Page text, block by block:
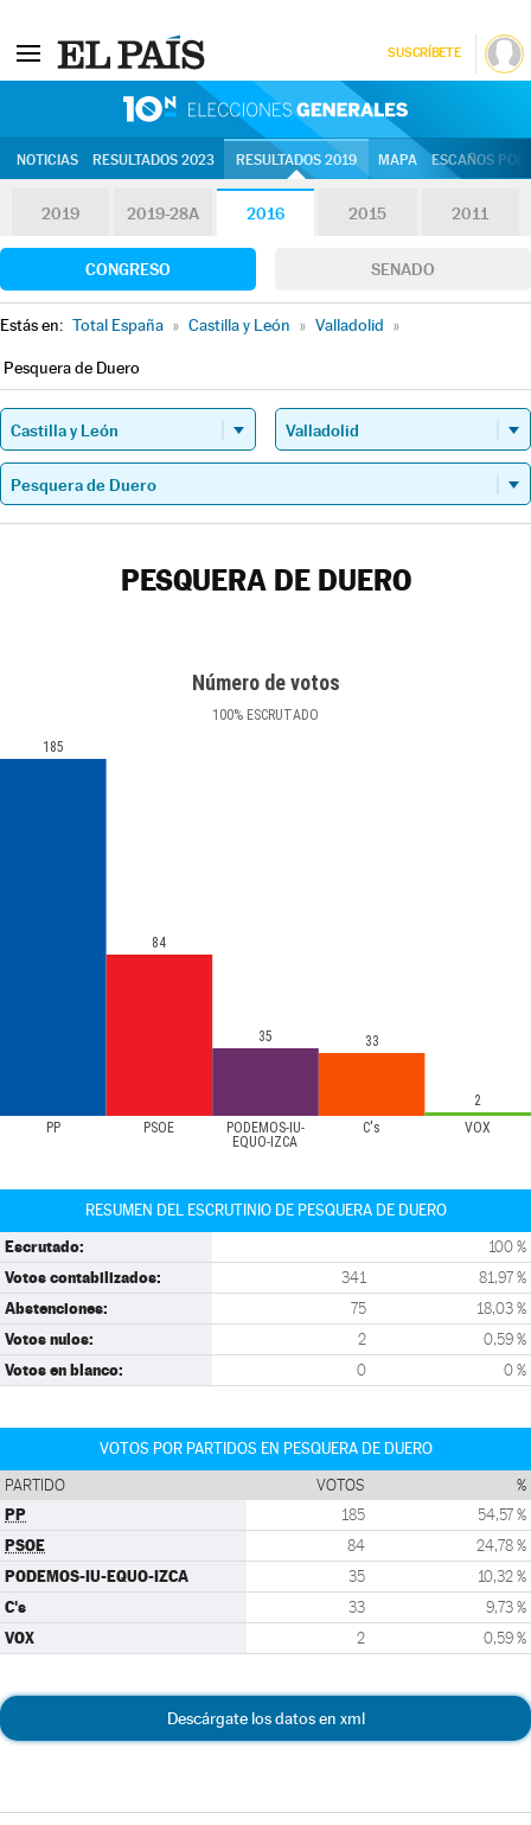
SUSCRÍBETE
NOTICIAS RESULTADOS 2023 RESULTADOS 2019 MAPA ESCAÑOS
2019 2019-28A 2016 2015 2011
CONGRESO SENADO
Estás en: Total España » Castilla y León » Valladolid »
Pesquera de Duero
PESQUERA DE DUERO
Número de votos
100% ESCRUTADO
PP PSOE
PODEMOS-IU-
EQUO-IZCA
C's VOX
185
84
35 33
2
RESUMEN DEL ESCRUTINIO DE PESQUERA DE DUERO
Escrutado: 100 %
Votos contabilizados: 341 81,97 %
Abstenciones: 75 18,03 %
Votos nulos: 2 0,59 %
Votos en blanco: 0 0 %
VOTOS POR PARTIDOS EN PESQUERA DE DUERO
PARTIDO VOTOS %
PP 185 54,57 %
PSOE 84 24,78 %
PODEMOS-IU-EQUO-IZCA 35 10,32 %
C's 33 9,73 %
VOX 2 0,59 %
Descárgate los datos en xml